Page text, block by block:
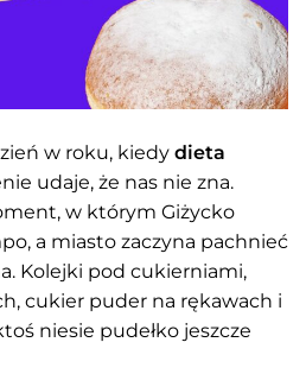
w roku, kiedy dieta
udaje, że nas nie zna.
w którym Giżycko
a miasto zaczyna pachnieć
Kolejki pod cukierniami,
cukier puder na rękawach i
niesie pudełko jeszcze